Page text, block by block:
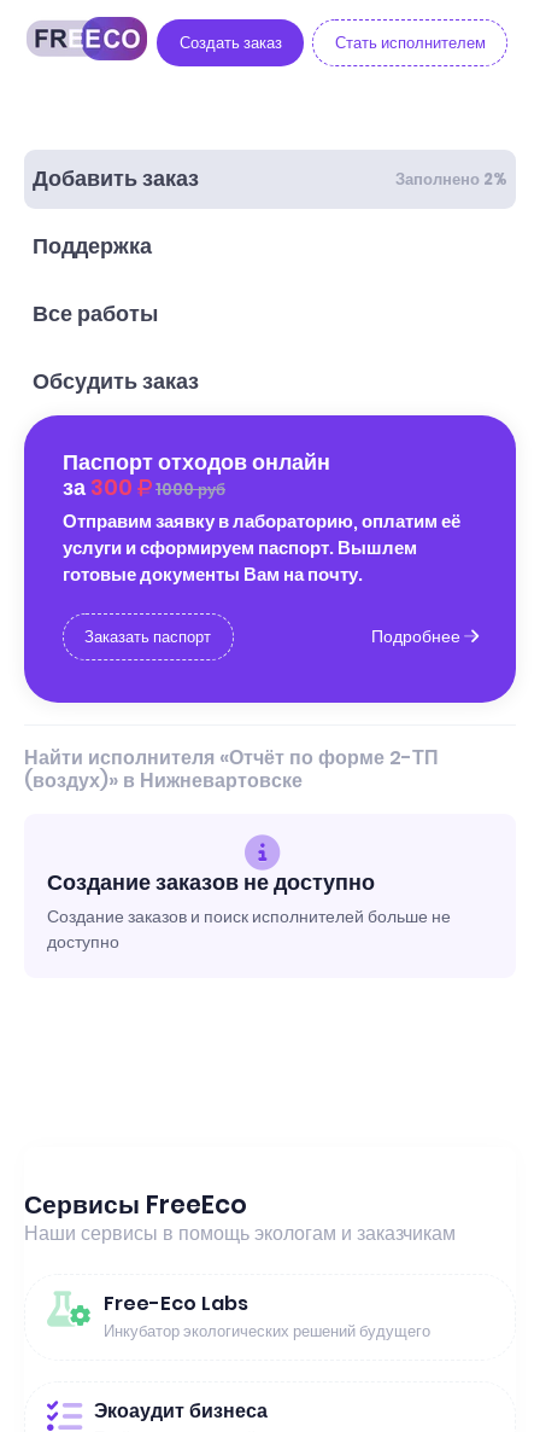
Создать заказ Стать исполнителем
Добавить заказ Заполнено 2%
Поддержка
Все работы
Обсудить заказ
Паспорт отходов онлайн
за 300 1000 руб
Отправим заявку в лабораторию, оплатим её
услуги и сформируем паспорт. Вышлем
готовые документы Вам на почту.
Заказать паспорт Подробнее
Найти исполнителя «Отчёт по форме 2-ТП
(воздух)» в Нижневартовске
Создание заказов не доступно
Создание заказов и поиск исполнителей больше не
доступно
Сервисы FreeEco
Наши сервисы в помощь экологам и заказчикам
Free-Eco Labs
Инкубатор экологических решений будущего
Экоаудит бизнеса